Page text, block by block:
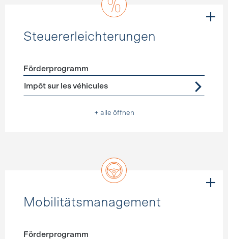
Steuererleichterungen
Förderprogramme Steuererleichterungen
Förderprogramm
Impôt sur les véhicules
+ alle öffnen
Mobilitätsmanagement
Förderprogramm